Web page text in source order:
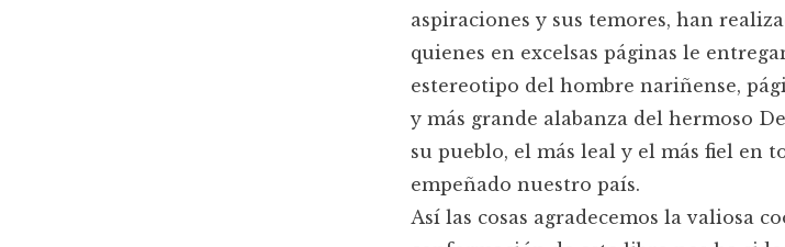
aspiraciones y sus temores, han
quienes en excelsas páginas le
estereotipo del hombre nariñense,
y más grande alabanza del hermoso
su pueblo, el más leal y el más fiel en
empeñado nuestro país.
Así las cosas agradecemos la valiosa